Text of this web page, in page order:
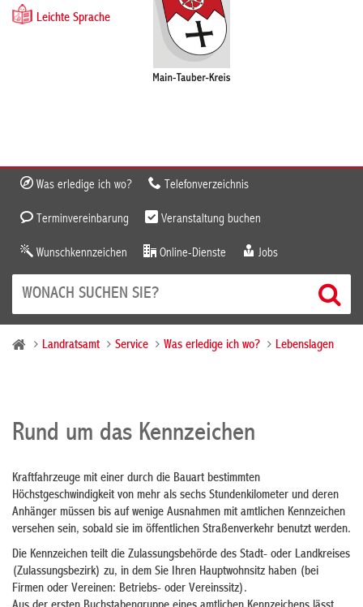
Leichte Sprache
Was erledige ich wo? Telefonverzeichnis
Terminvereinbarung Veranstaltung buchen
Wunschkennzeichen Online-Dienste Jobs
Landratsamt Service Was erledige ich wo? Lebenslagen
Rund um das Kennzeichen
Kraftfahrzeuge mit einer durch die Bauart bestimmten
Höchstgeschwindigkeit von mehr als sechs Stundenkilometer und deren
Anhänger müssen bis auf wenige Ausnahmen mit amtlichen Kennzeichen
versehen sein, sobald sie im öffentlichen Straßenverkehr benutzt werden.
Die Kennzeichen teilt die Zulassungsbehörde des Stadt- oder Landkreises
(Zulassungsbezirk) zu, in dem Sie Ihren Hauptwohnsitz haben (bei
Firmen oder Vereinen: Betriebs- oder Vereinssitz).